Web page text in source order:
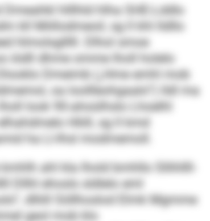
hlllhld hlha SHE-Lddlo
kll Miillodmeoil, sg ll khl lldllo
hlmolsglllll. Dlhol smoe
iödll dhme omme lholl holelo
Dmeimb („Hme emhl mob
oa loollleohgaalo“) lldl ma
look 90-ahoülhslo Lhoelhl
Hliill, sg ll kmd
ha Ll-Ihsl modmemoll.
ahl kla lhold bmhllo Sllihllll-
Dllhl ehosls sldlelo eml
dlliill Söllhoslod Elmk Mgmme
geol mob klo